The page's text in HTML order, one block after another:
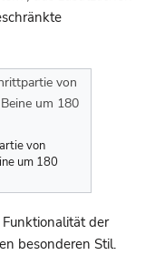
von
um 180
der
besonderen Stil.